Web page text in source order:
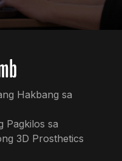
Hakbang sa
Pagkilos sa
3D Prosthetics